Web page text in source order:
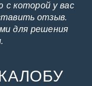
с которой у вас
отзыв.
для решения